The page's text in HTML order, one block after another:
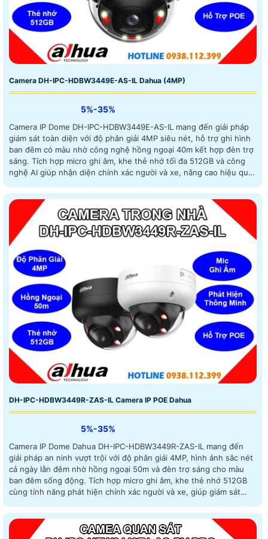
Camera DH-IPC-HDBW3449E-AS-IL Dahua (4MP)
5%-35%
Camera IP Dome DH-IPC-HDBW3449E-AS-IL mang đến giải pháp
giám sát toàn diện với độ phân giải 4MP siêu nét, hỗ trợ ghi hình
ban đêm có màu nhờ công nghệ hồng ngoại 40m kết hợp đèn trợ
sáng. Tích hợp micro ghi âm, khe thẻ nhớ tối đa 512GB và công
nghệ AI giúp nhận diện chính xác người và xe, nâng cao hiệu quả
DH-IPC-HDBW3449R-ZAS-IL Camera IP POE Dahua
5%-35%
Camera IP Dome Dahua DH-IPC-HDBW3449R-ZAS-IL mang đến
giải pháp an ninh vượt trội với độ phân giải 4MP, hình ảnh sắc nét
cả ngày lẫn đêm nhờ hồng ngoại 50m và đèn trợ sáng cho màu
ban đêm sống động. Tích hợp micro ghi âm, khe thẻ nhớ 512GB
cùng tính năng phát hiện chính xác người và xe, giúp giám sát